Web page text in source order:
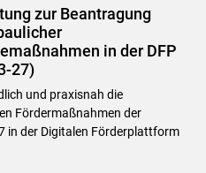
zur Beantragung
in der DFP
27)
und praxisnah die
Fördermaßnahmen der
in der Digitalen Förderplattform